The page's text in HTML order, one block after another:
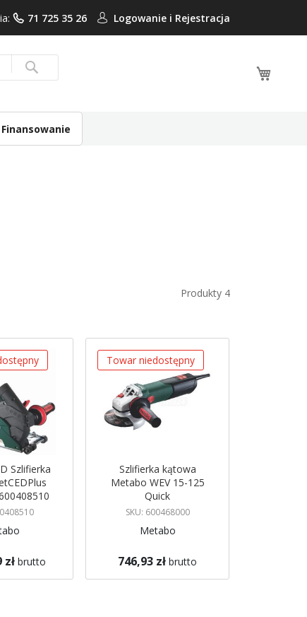
71 725 35 26 Logowanie i Rejestracja
Search
Finansowanie
Produkty 4
Szlifierka
zł brutto
Towar niedostępny
Szlifierka kątowa
Metabo WEV 15-125
Quick
SKU: 600468000
Metabo
746,93 zł brutto
Brak w magazynie